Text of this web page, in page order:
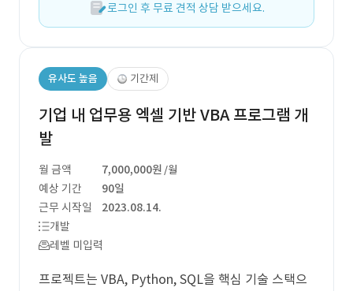
로그인 후 무료 견적 상담 받으세요.
유사도 높음 기간제
기업 내 업무용 엑셀 기반 VBA 프로그램 개
발
월 금액 7,000,000원 /월
예상 기간
90일
근무 시작일
2023.08.14.
개발
레벨 미입력
프로젝트는 VBA, Python, SQL을 핵심 기술 스택으